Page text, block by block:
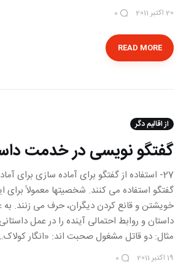
20 اکتبر 2011 0
READ MORE
از اقالیم دگر
گفتگو نویسی در خدمت
27- استفاده از گفتگو برای آماده سازی برای
گفتگو استفاده می کنند. شخصیتها معمولاً برای
خویشتن و قانع کردن دیگران، حرف می زنند. به
داستان و روابط احتمالی آینده را در عمل
مثال: دو قاتل مشغول صحبت اند: «انگار
19 اکتبر 2011 0